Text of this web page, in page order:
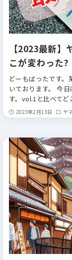
【2023最新
こが変わった?
どーもばったです
いております。 今
す。vol.1と比べて
2023年2月13日 ヤ